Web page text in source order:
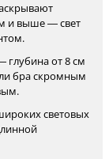
и выше — свет
глубина от 8 см
бра скромным
световых